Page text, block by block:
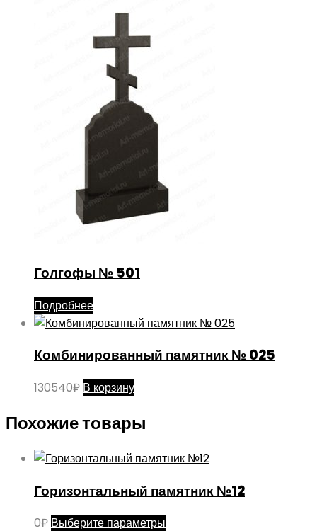
Голгофы № 501
Подробнее
Комбинированный памятник № 025
130540₽ В корзину
Похожие товары
Горизонтальный памятник №12
0₽ Выберите параметры